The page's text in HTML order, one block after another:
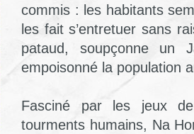
commis : les habitants
les fait s’entretuer sans
pataud, soupçonne un
empoisonné la population
Fasciné par les jeux
tourments humains, Na